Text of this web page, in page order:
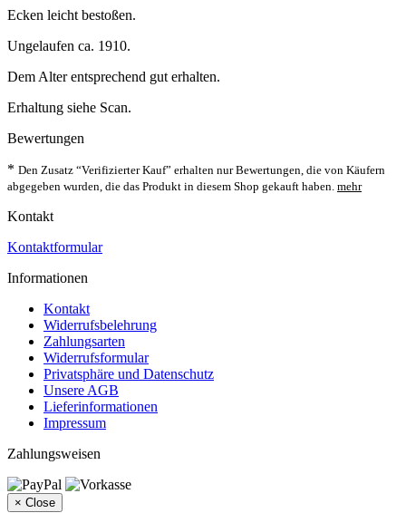
Ecken leicht bestoßen.
Ungelaufen ca. 1910.
Dem Alter entsprechend gut erhalten.
Erhaltung siehe Scan.
Bewertungen
* Den Zusatz “Verifizierter Kauf” erhalten nur Bewertungen, die von Käufern
abgegeben wurden, die das Produkt in diesem Shop gekauft haben. mehr
Kontakt
Kontaktformular
Informationen
Kontakt
Widerrufsbelehrung
Zahlungsarten
Widerrufsformular
Privatsphäre und Datenschutz
Unsere AGB
Lieferinformationen
Impressum
Zahlungsweisen
× Close